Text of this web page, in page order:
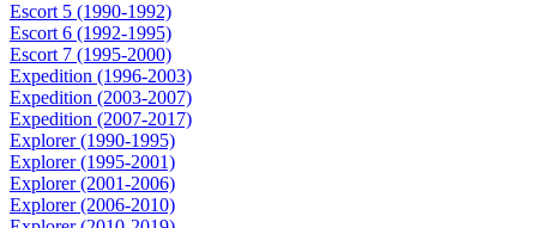
Escort 5 (1990-1992)
Escort 6 (1992-1995)
Escort 7 (1995-2000)
Expedition (1996-2003)
Expedition (2003-2007)
Expedition (2007-2017)
Explorer (1990-1995)
Explorer (1995-2001)
Explorer (2001-2006)
Explorer (2006-2010)